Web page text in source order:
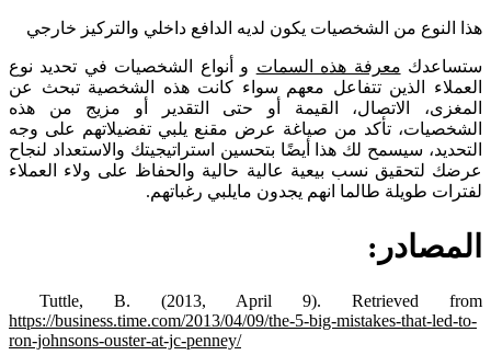
هذا النوع من الشخصيات يكون لديه الدافع داخلي والتركيز خارجي
ستساعدك معرفة هذه السمات و أنواع الشخصيات في تحديد نوع
العملاء الذين تتفاعل معهم سواء كانت هذه الشخصية تبحث عن
المغزى، الاتصال، القيمة أو حتى التقدير أو مزيج من هذه
الشخصيات، تأكد من صياغة عرض مقنع يلبي تفضيلاتهم على وجه
التحديد، سيسمح لك هذا أيضًا بتحسين استراتيجيتك والاستعداد لنجاح
عرضك لتحقيق نسب بيعية عالية حالية والحفاظ على ولاء العملاء
لفترات طويلة طالما انهم يجدون مايلبي رغباتهم.
المصادر:
Tuttle, B. (2013, April 9). Retrieved from
https://business.time.com/2013/04/09/the-5-big-mistakes-that-led-to-
ron-johnsons-ouster-at-jc-penney/